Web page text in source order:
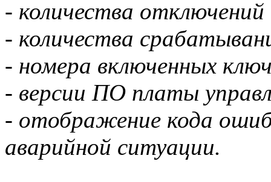
- количества отключений
- количества
- номера включенных
- версии ПО платы
- отображение кода
аварийной ситуации.